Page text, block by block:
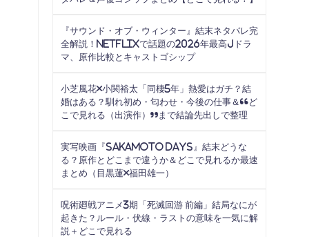
『サウンド・オブ・ウィンター』結末ネタバレ完
全解説！Netflixで話題の2026年最高Jドラ
マ、原作比較とキャストゴシップ
小芝風花×小関裕太「同棲5年」熱愛はガチ？結
婚はある？馴れ初め・匂わせ・今後の仕事＆“ど
こで見れる（出演作）”まで結論先出しで整理
実写映画『SAKAMOTO DAYS』結末どうな
る？原作とどこまで違うか＆どこで見れるか最速
まとめ（目黒蓮×福田雄一）
呪術廻戦アニメ3期「死滅回游 前編」結局なにが
起きた？ルール・伏線・ラストの意味を一気に解
説＋どこで見れる